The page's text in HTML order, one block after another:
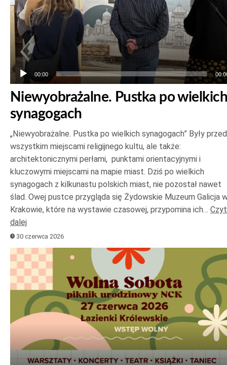
00:00
Niewyobrażalne. Pustka po wielkich
synagogach
„Niewyobrażalne. Pustka po wielkich synagogach” Były
wszystkim miejscami religijnego kultu, ale także:
architektonicznymi perłami, punktami orientacyjnymi i
kluczowymi miejscami na mapie miast. Dziś po wielkich
synagogach z kilkunastu polskich miast, nie pozostał nawet
ślad. Owej pustce przygląda się Żydowskie Muzeum Galicja
Krakowie, które na wystawie czasowej, przypomina ich…
dalej
30 czerwca 2026
Odtwarzacz
plików
dźwiękowych